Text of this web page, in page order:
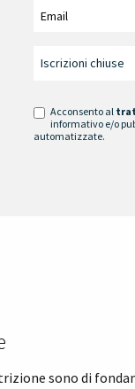
Acconsento al
informativo e/o
automatizzate.
sono di